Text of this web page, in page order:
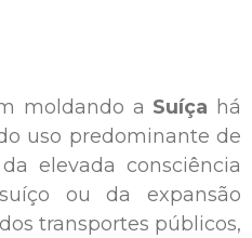
moldando a Suíça há
uso predominante de
elevada consciência
ou da expansão
transportes públicos,